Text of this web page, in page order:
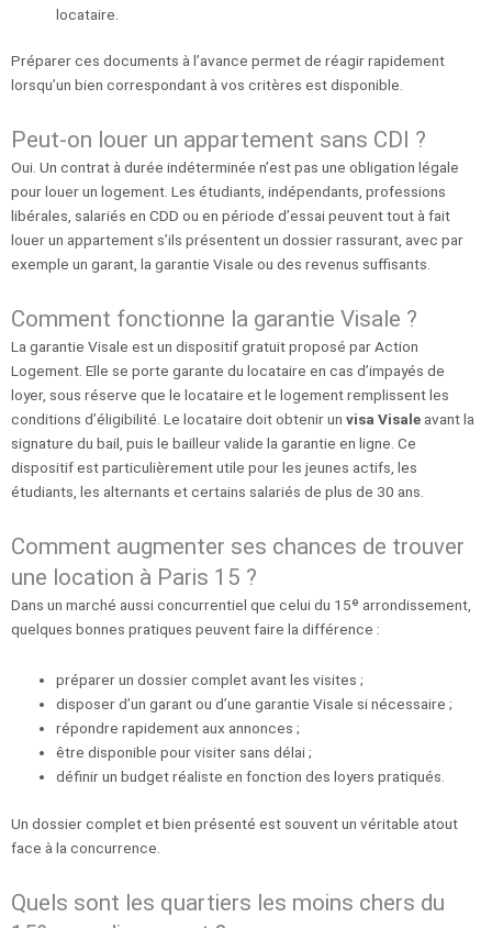
locataire.
Préparer ces documents à l’avance permet de réagir rapidement
lorsqu’un bien correspondant à vos critères est disponible.
Peut-on louer un appartement sans CDI ?
Oui. Un contrat à durée indéterminée n’est pas une obligation légale
pour louer un logement. Les étudiants, indépendants, professions
libérales, salariés en CDD ou en période d’essai peuvent tout à fait
louer un appartement s’ils présentent un dossier rassurant, avec par
exemple un garant, la garantie Visale ou des revenus suffisants.
Comment fonctionne la garantie Visale ?
La garantie Visale est un dispositif gratuit proposé par Action
Logement. Elle se porte garante du locataire en cas d’impayés de
loyer, sous réserve que le locataire et le logement remplissent les
conditions d’éligibilité. Le locataire doit obtenir un visa Visale avant la
signature du bail, puis le bailleur valide la garantie en ligne. Ce
dispositif est particulièrement utile pour les jeunes actifs, les
étudiants, les alternants et certains salariés de plus de 30 ans.
Comment augmenter ses chances de trouver
une location à Paris 15 ?
Dans un marché aussi concurrentiel que celui du 15ᵉ arrondissement,
quelques bonnes pratiques peuvent faire la différence :
préparer un dossier complet avant les visites ;
disposer d’un garant ou d’une garantie Visale si nécessaire ;
répondre rapidement aux annonces ;
être disponible pour visiter sans délai ;
définir un budget réaliste en fonction des loyers pratiqués.
Un dossier complet et bien présenté est souvent un véritable atout
face à la concurrence.
Quels sont les quartiers les moins chers du